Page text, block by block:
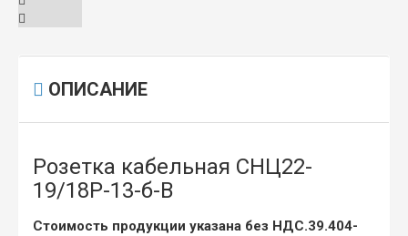
ОПИСАНИЕ
Розетка кабельная СНЦ22-
19/18Р-13-б-В
Стоимость продукции указана без НДС.39.404-